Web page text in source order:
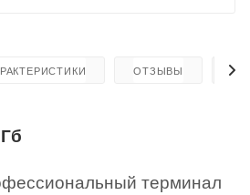
ОТЗЫВЫ
терминал